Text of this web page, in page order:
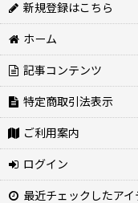
新規登録はこちら
ホーム
記事コンテンツ
特定商取引法表示
ご利用案内
ログイン
最近チェックしたアイ